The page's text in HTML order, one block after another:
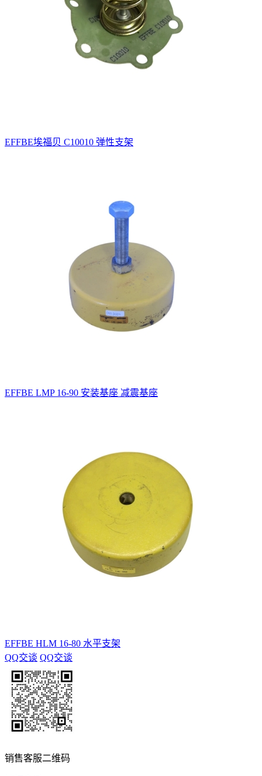
EFFBE埃福贝 C10010 弹性支架
EFFBE LMP 16-90 安装基座 减震基座
EFFBE HLM 16-80 水平支架
QQ交谈 QQ交谈
销售客服二维码